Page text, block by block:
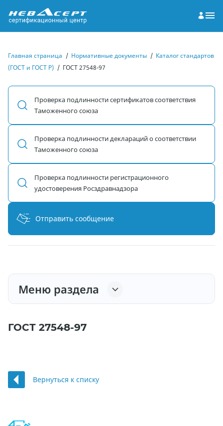
Главная страница / Нормативные документы / Каталог стандартов
(ГОСТ и ГОСТ Р) / ГОСТ 27548-97
Проверка подлинности сертификатов соответствия
Таможенного союза
Проверка подлинности деклараций о соответствии
Таможенного союза
Проверка подлинности регистрационного
удостоверения Росздравнадзора
Отправить сообщение
Меню раздела
ГОСТ 27548-97
Вернуться к списку